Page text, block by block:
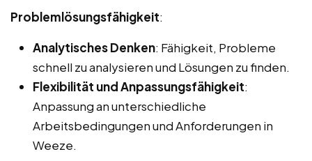
Problemlösungsfähigkeit:
Analytisches Denken: Fähigkeit, Probleme
schnell zu analysieren und Lösungen zu finden.
Flexibilität und Anpassungsfähigkeit:
Anpassung an unterschiedliche
Arbeitsbedingungen und Anforderungen in
Weeze.